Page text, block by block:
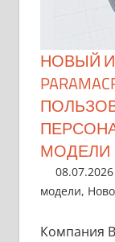
НОВЫЙ
МОДЕЛИ
08.07.2026
модели,
Компания